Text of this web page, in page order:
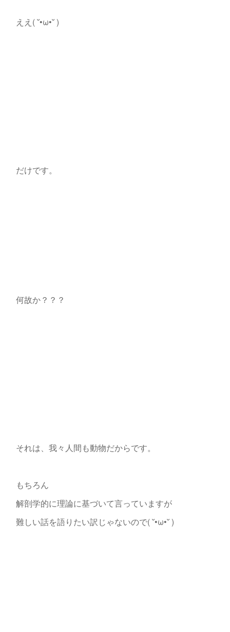
ええ( ˘•ω•˘ )
だけです。
何故か？？？
それは、我々人間も動物だからです。
もちろん
解剖学的に理論に基づいて言っていますが
難しい話を語りたい訳じゃないので( ˘•ω•˘ )